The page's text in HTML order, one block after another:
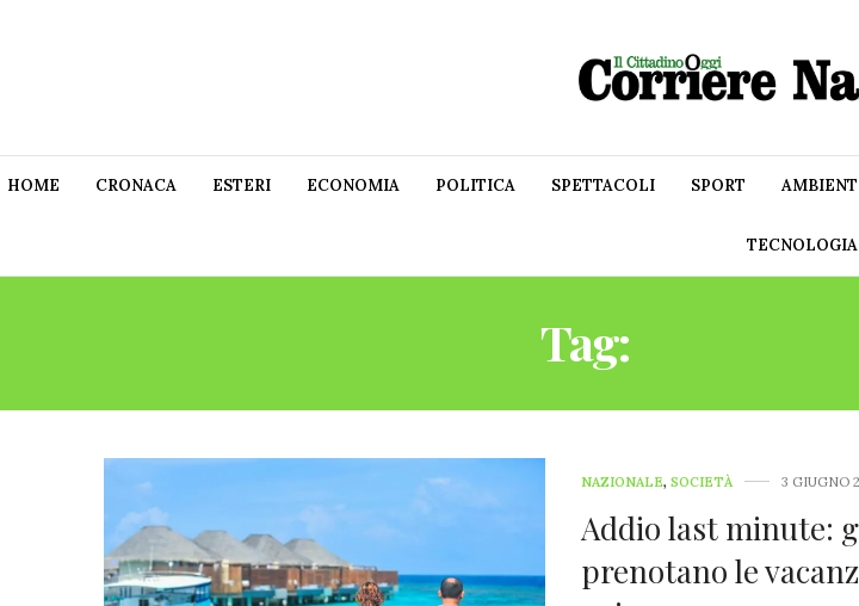
HOME CRONACA ESTERI ECONOMIA POLITICA SPETTACOLI SPORT
TECNOLOGIA
Tag:
NAZIONALE, SOCIETÀ 3 GIUGNO
Addio last minute:
prenotano le